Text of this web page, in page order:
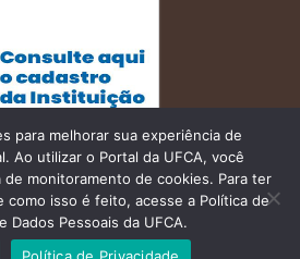
para melhorar sua experiência de
Ao utilizar o Portal da UFCA, você
monitoramento de cookies. Para ter
como isso é feito, acesse a Política de
Dados Pessoais da UFCA.
Política de Privacidade